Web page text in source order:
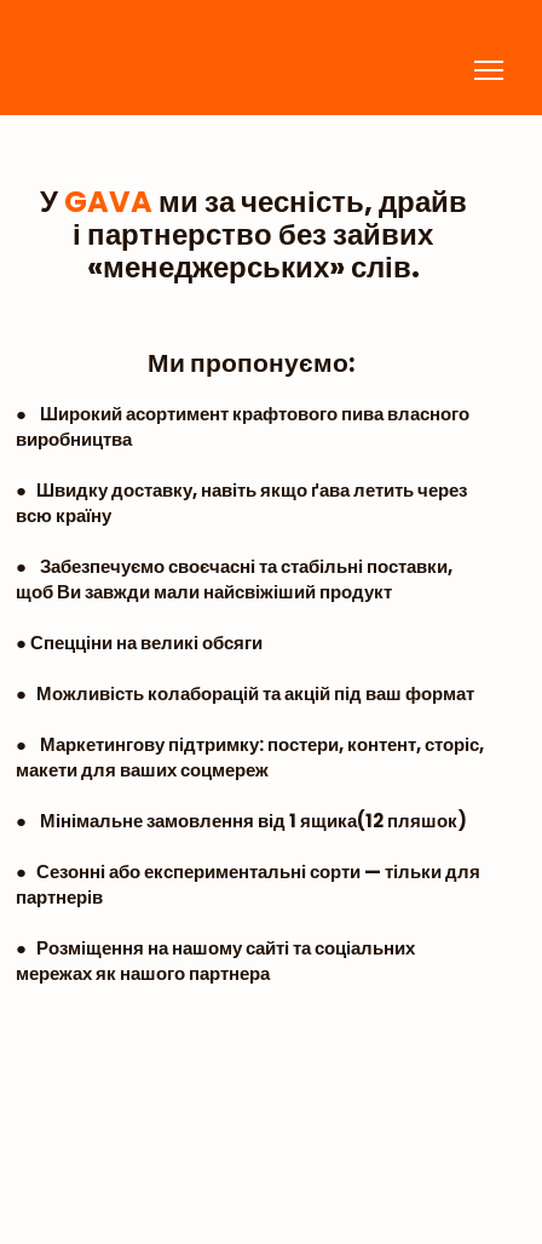
● Широкий асортимент крафтового пива власного
виробництва
● Швидку доставку, навіть якщо ґава летить через
всю країну
● Забезпечуємо своєчасні та стабільні поставки,
щоб Ви завжди мали найсвіжіший продукт
● Спецціни на великі обсяги
● Можливість колаборацій та акцій під ваш формат
● Маркетингову підтримку: постери, контент, сторіс,
макети для ваших соцмереж
● Мінімальне замовлення від 1 ящика(12 пляшок)
● Сезонні або експериментальні сорти — тільки для
партнерів
● Розміщення на нашому сайті та соціальних
мережах як нашого партнера
Ми пропонуємо:
УGAVAми за чесність, драйв
і партнерство без зайвих
«менеджерських» слів.